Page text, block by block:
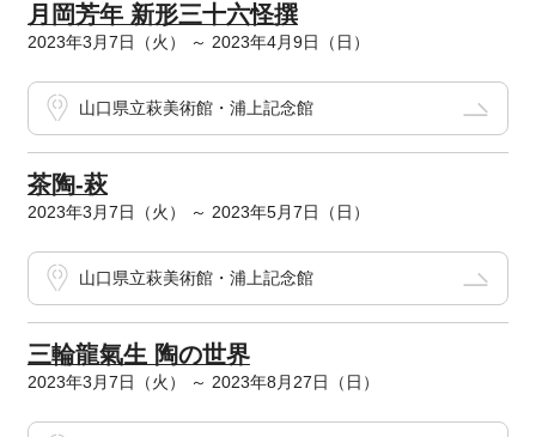
月岡芳年 新形三十六怪撰
2023年3月7日（火） ～ 2023年4月9日（日）
山口県立萩美術館・浦上記念館
茶陶-萩
2023年3月7日（火） ～ 2023年5月7日（日）
山口県立萩美術館・浦上記念館
三輪龍氣生 陶の世界
2023年3月7日（火） ～ 2023年8月27日（日）